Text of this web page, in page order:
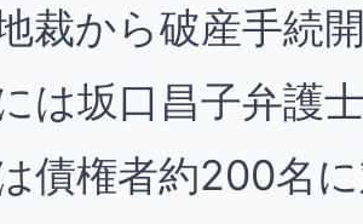
裁から破産手続
は坂口昌子弁護
債権者約200名